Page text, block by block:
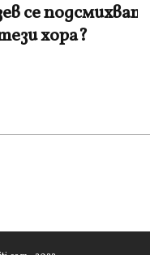
се подсмихват
хора?